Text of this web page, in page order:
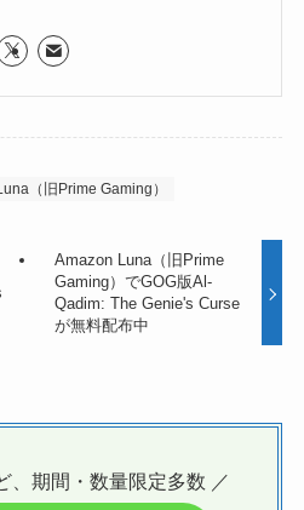
（旧Prime Gaming）
Amazon Luna（旧Prime
Gaming）でGOG版Al-
Qadim: The Genie's Curse
が無料配布中
、期間・数量限定多数 ／